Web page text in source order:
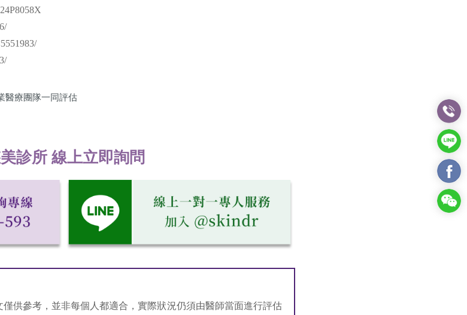
診所 線上立即詢問
供參考，並非每個人都適合，實際狀況仍須由醫師當面進行評估